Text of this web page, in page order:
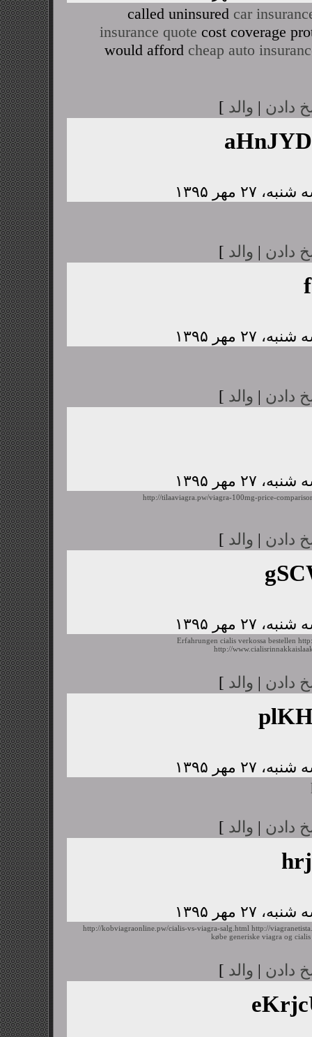
called uninsured car
insurance quote cost coverage
would afford cheap auto
دادن | والد ]
دادن | والد ]
دادن | والد ]
http://tilaaviagra.pw/viagra-100mg-price-
دادن | والد ]
Erfahrungen cialis verkossa bestellen
http://
دادن | والد ]
دادن | والد ]
http://kobviagraonline.pw/cialis-vs-viagra-salg.html http://
købe generiske viagra og
دادن | والد ]